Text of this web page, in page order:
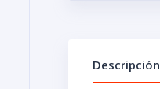
Descripción